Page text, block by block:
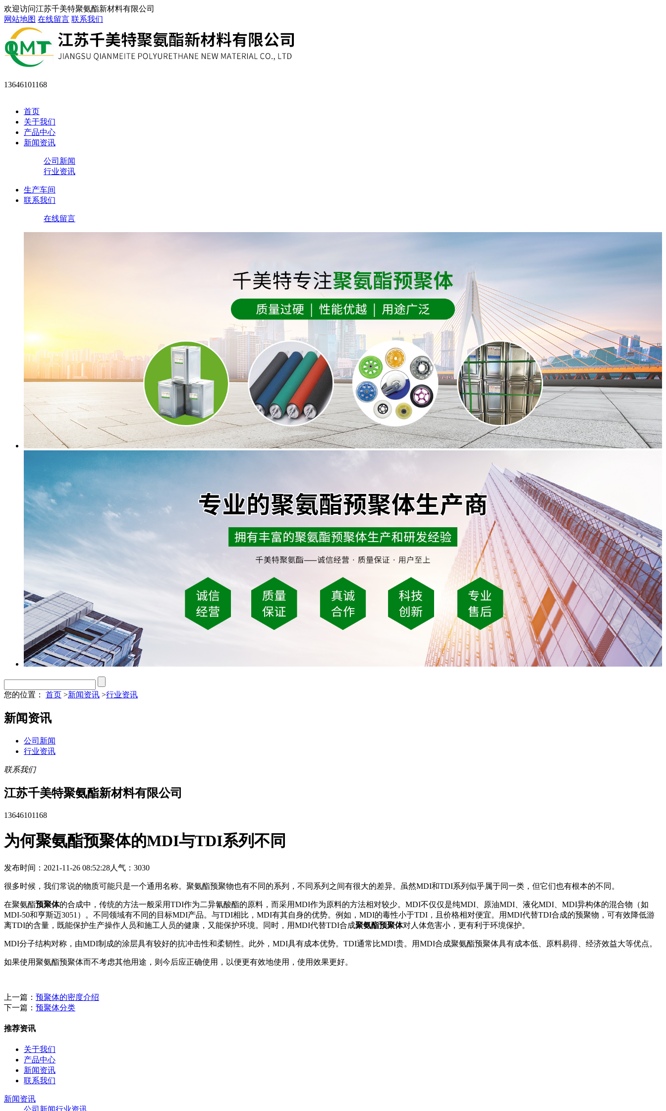
欢迎访问江苏千美特聚氨酯新材料有限公司
网站地图 在线留言 联系我们
13646101168
首页
关于我们
产品中心
新闻资讯
公司新闻
行业资讯
生产车间
联系我们
在线留言
您的位置： 首页 >新闻资讯 >行业资讯
新闻资讯
公司新闻
行业资讯
联系我们
江苏千美特聚氨酯新材料有限公司
13646101168
为何聚氨酯预聚体的MDI与TDI系列不同
发布时间：2021-11-26 08:52:28人气：3030
很多时候，我们常说的物质可能只是一个通用名称。聚氨酯预聚物也有不同的系列，不同系列之间有很大的差异。虽然MDI和TDI系列似乎属于同一类，但它们也有根本的不同。
在聚氨酯预聚体的合成中，传统的方法一般采用TDI作为二异氰酸酯的原料，而采用MDI作为原料的方法相对较少。MDI不仅仅是纯MDI、原油MDI、液化MDI、MDI异构体的混合物（如
MDI-50和亨斯迈3051）。不同领域有不同的目标MDI产品。与TDI相比，MDI有其自身的优势。例如，MDI的毒性小于TDI，且价格相对便宜。用MDI代替TDI合成的预聚物，可有效降低游
离TDI的含量，既能保护生产操作人员和施工人员的健康，又能保护环境。同时，用MDI代替TDI合成聚氨酯预聚体对人体危害小，更有利于环境保护。
MDI分子结构对称，由MDI制成的涂层具有较好的抗冲击性和柔韧性。此外，MDI具有成本优势。TDI通常比MDI贵。用MDI合成聚氨酯预聚体具有成本低、原料易得、经济效益大等优点。
如果使用聚氨酯预聚体而不考虑其他用途，则今后应正确使用，以便更有效地使用，使用效果更好。
上一篇： 预聚体的密度介绍
下一篇： 预聚体分类
推荐资讯
关于我们
产品中心
新闻资讯
联系我们
新闻资讯
公司新闻行业资讯